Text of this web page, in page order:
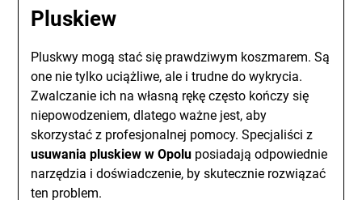
Pluskiew
Pluskwy mogą stać się prawdziwym koszmarem. Są
one nie tylko uciążliwe, ale i trudne do wykrycia.
Zwalczanie ich na własną rękę często kończy się
niepowodzeniem, dlatego ważne jest, aby
skorzystać z profesjonalnej pomocy. Specjaliści z
usuwania pluskiew w Opolu posiadają odpowiednie
narzędzia i doświadczenie, by skutecznie rozwiązać
ten problem.